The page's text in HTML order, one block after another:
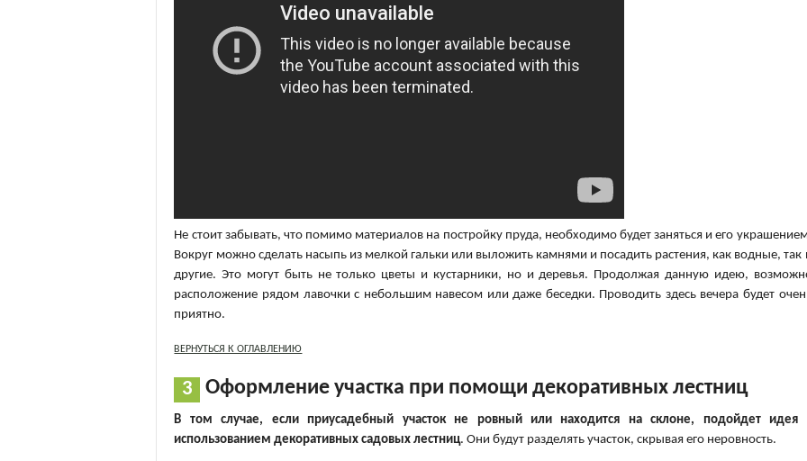
Не стоит забывать, что помимо материалов на постройку пруда, необходимо будет заняться и его
Вокруг можно сделать насыпь из мелкой гальки или выложить камнями и посадить растения, как водные, так
другие. Это могут быть не только цветы и кустарники, но и деревья. Продолжая данную идею,
расположение рядом лавочки с небольшим навесом или даже беседки. Проводить здесь вечера будет
приятно.
ВЕРНУТЬСЯ К ОГЛАВЛЕНИЮ
Оформление участка при помощи декоративных лестниц
В том случае, если приусадебный участок не ровный или находится на склоне, подойдет идея
использованием декоративных садовых лестниц. Они будут разделять участок, скрывая его неровность.